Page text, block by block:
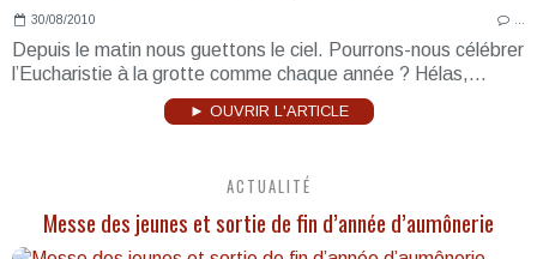
30/08/2010
Depuis le matin nous guettons le ciel. Pourrons-nous célébrer
l’Eucharistie à la grotte comme chaque année ? Hélas,...
► OUVRIR L'ARTICLE
ACTUALITÉ
Messe des jeunes et sortie de fin d’année d’aumônerie